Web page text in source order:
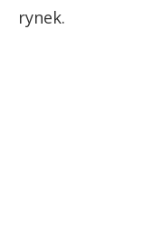
rynek.